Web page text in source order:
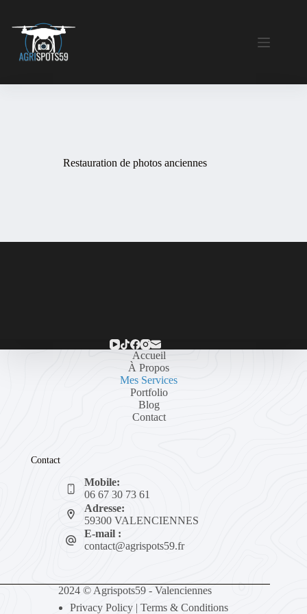
contenu
Restauration de photos anciennes
Accueil
À Propos
Mes Services
Portfolio
Blog
Contact
Contact
Mobile:
06 67 30 73 61
Adresse:
59300 VALENCIENNES
E-mail :
contact@agrispots59.fr
2024 © Agrispots59 - Valenciennes
Privacy Policy| Terms & Conditions